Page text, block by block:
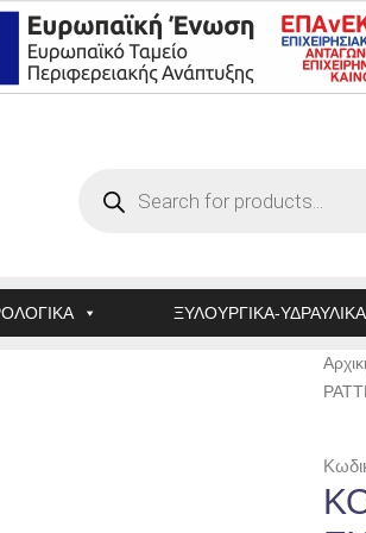
ΞΥΛΟΥΡΓΙΚΑ-ΥΔΡΑΥΛΙΚΑ